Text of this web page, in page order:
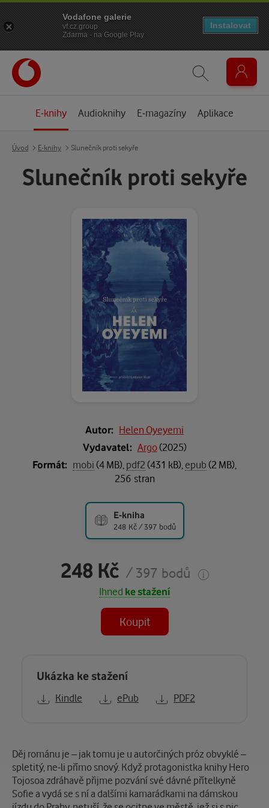
E-knihy Audioknihy E-magazíny Aplikace
Úvod E-knihy Slunečník proti sekyře
Slunečník proti sekyře
Autor: Helen Oyeyemi
Vydavatel: Argo(2025)
Formát: mobi(4 MB), pdf2(431 kB), epub(2 MB),
256 stran
E-kniha
248 Kč / 397 bodů
248 Kč / 397 bodů
Ihned ke stažení
Koupit
Ukázka ke stažení
Kindle ePub PDF2
Popis
Děj románu je – jak tomu je u autorčiných próz obvyklé –
spletitý, ne-li přímo snový. Když protagonistka knihy Hero
Tojosoa zdráhavě přijme pozvání své dávné přítelkyně
Sofie a vydá se s ní a dalšími kamarádkami na dámskou
Vodafone galerie
vf.cz.group
Zdarma - na Google Play
Instalovat